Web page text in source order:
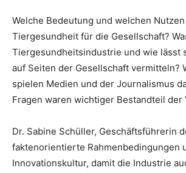
Welche Bedeutung und welchen
Tiergesundheit für die Gesellschaft?
Tiergesundheitsindustrie und wie lässt
auf Seiten der Gesellschaft vermitteln?
spielen Medien und der Journalismus
Fragen waren wichtiger Bestandteil der
Dr. Sabine Schüller, Geschäftsführerin
faktenorientierte Rahmenbedingungen
Innovationskultur, damit die Industrie